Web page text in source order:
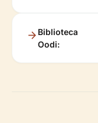
Biblioteca
Oodi: